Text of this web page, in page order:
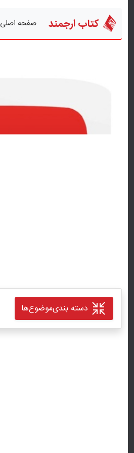
کتاب ارجمند صفحه اصلی
دسته بندیموضوع‌ها